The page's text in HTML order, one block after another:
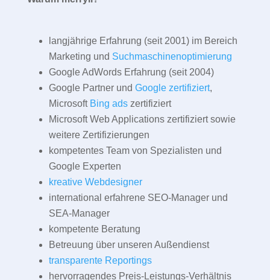
langjährige Erfahrung (seit 2001) im Bereich
Marketing und Suchmaschinenoptimierung
Google AdWords Erfahrung (seit 2004)
Google Partner und Google zertifiziert,
Microsoft Bing adszertifiziert
Microsoft Web Applications zertifiziert sowie
weitere Zertifizierungen
kompetentes Team von Spezialisten und
Google Experten
kreative Webdesigner
international erfahrene SEO-Manager und
SEA-Manager
kompetente Beratung
Betreuung über unseren Außendienst
transparente Reportings
hervorragendes Preis-Leistungs-Verhältnis